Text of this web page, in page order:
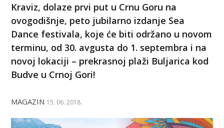
Kraviz, dolaze prvi put u Crnu Goru na
ovogodišnje, peto jubilarno izdanje Sea
Dance festivala, koje će biti održano u novom
terminu, od 30. avgusta do 1. septembra i na
novoj lokaciji – prekrasnoj plaži Buljarica kod
Budve u Crnoj Gori!
MAGAZIN 15. 06. 2018.